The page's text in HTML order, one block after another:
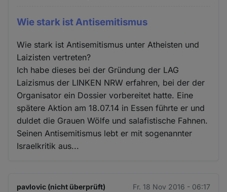
Wie stark ist Antisemitismus
Wie stark ist Antisemitismus unter Atheisten und
Laizisten vertreten?
Ich habe dieses bei der Gründung der LAG
Laizismus der LINKEN NRW erfahren, bei der der
Organisator ein Dossier vorbereitet hatte. Eine
spätere Aktion am 18.07.14 in Essen führte er und
duldet die Grauen Wölfe und salafistische Fahnen.
Seinen Antisemitismus lebt er mit sogenannter
Israelkritik aus...
pavlovic (nicht überprüft) Fr. 18 Nov 2016 - 06:17